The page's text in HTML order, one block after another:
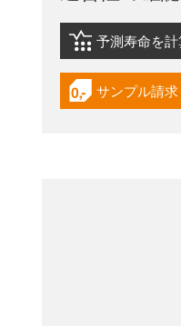
igus-icon-
予測寿命を
igus-icon-
サンプル請求